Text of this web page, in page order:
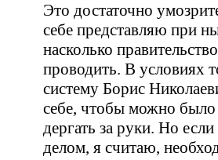
Это достаточно
себе представляю при
насколько
проводить. В условиях
систему Борис
себе, чтобы можно было
дергать за руки. Но
делом, я считаю,